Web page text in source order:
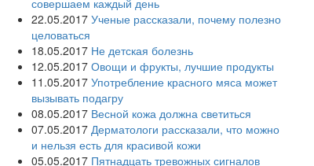
совершаем каждый день
22.05.2017 Ученые рассказали, почему полезно
целоваться
18.05.2017 Не детская болезнь
12.05.2017 Овощи и фрукты, лучшие продукты
11.05.2017 Употребление красного мяса может
вызывать подагру
08.05.2017 Весной кожа должна светиться
07.05.2017 Дерматологи рассказали, что можно
и нельзя есть для красивой кожи
05.05.2017 Пятнадцать тревожных сигналов